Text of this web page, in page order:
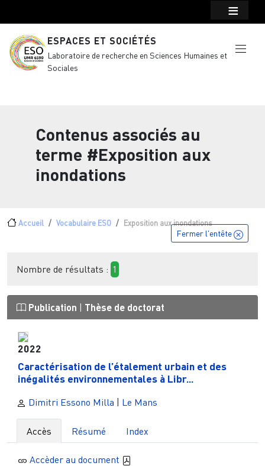
ESPACES ET SOCIÉTÉS
Laboratoire de recherche en Sciences Humaines et
Sociales
Contenus associés au
terme #Exposition aux
inondations
Fil d'Ariane
Accueil Vocabulaire ESO Exposition aux inondations
Fermer l'entête
Nombre de résultats : 1
Publication Thèse de doctorat
2022
Caractérisation de l’étalement urbain et des
inégalités environnementales à Libr...
Dimitri Essono Milla Le Mans
Accès Résumé Index
Accèder au document